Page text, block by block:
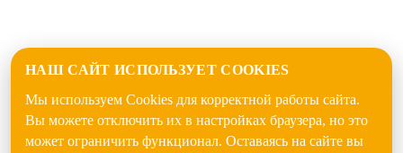
НАШ САЙТ ИСПОЛЬЗУЕТ COOKIES
Мы используем Cookies для корректной работы сайта.
Вы можете отключить их в настройках браузера, но это
может ограничить функционал. Оставаясь на сайте вы